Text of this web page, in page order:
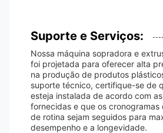
Suporte e Serviços:
Nossa máquina sopradora e
foi projetada para oferecer alta
na produção de produtos
suporte técnico, certifique-se de
esteja instalada de acordo com
fornecidas e que os cronogramas
de rotina sejam seguidos para
desempenho e a longevidade.